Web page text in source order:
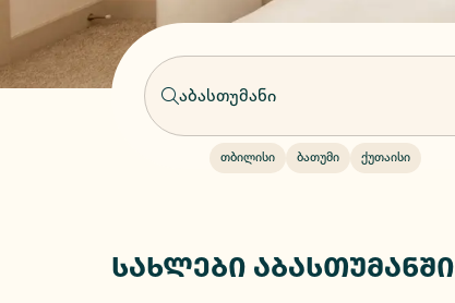
თბილისი ბათუმი ქუთაისი
სახლები აბასთუმანში